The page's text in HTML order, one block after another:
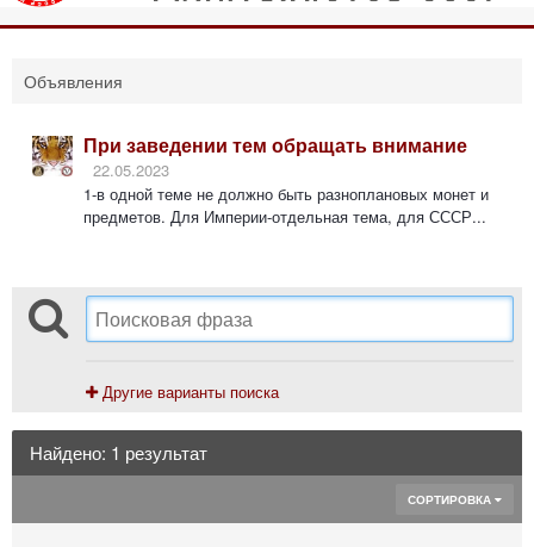
Объявления
При заведении тем обращать внимание
22.05.2023
1-в одной теме не должно быть разноплановых монет и
предметов. Для Империи-отдельная тема, для СССР...
Другие варианты поиска
Найдено: 1 результат
СОРТИРОВКА